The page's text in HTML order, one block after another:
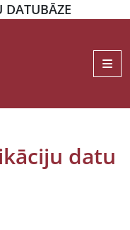
DATUBĀZE
datu